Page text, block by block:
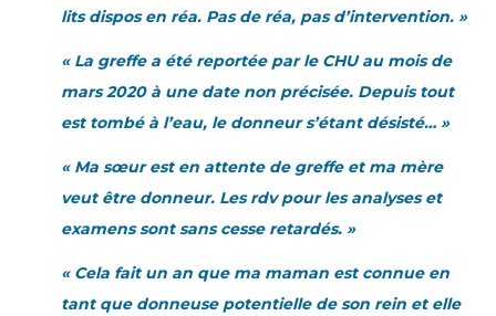
lits dispos en réa. Pas de réa, pas d’intervention. »
« La greffe a été reportée par le CHU au mois de
mars 2020 à une date non précisée. Depuis tout
est tombé à l’eau, le donneur s’étant désisté… »
« Ma sœur est en attente de greffe et ma mère
veut être donneur. Les rdv pour les analyses et
examens sont sans cesse retardés. »
« Cela fait un an que ma maman est connue en
tant que donneuse potentielle de son rein et elle